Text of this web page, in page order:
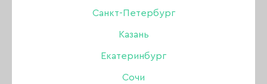
Санкт-Петербург
Казань
Екатеринбург
Сочи